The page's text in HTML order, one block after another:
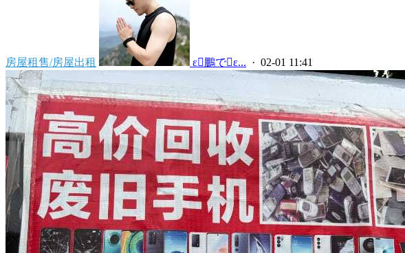
房屋租售/房屋出租  ε鵬でε... · 02-01 11:41